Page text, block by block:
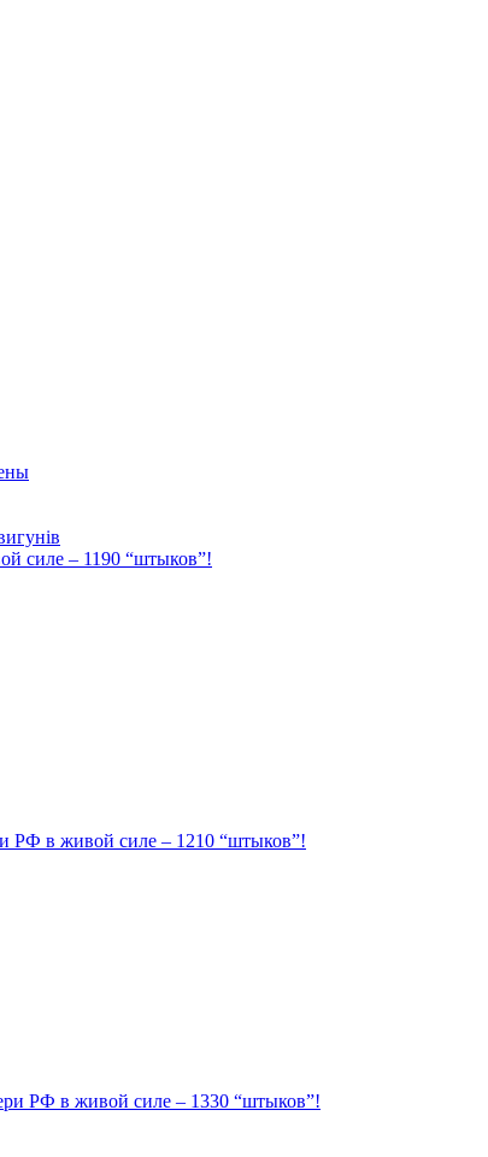
силе – 1190 “штыков”!
РФ в живой силе – 1210 “штыков”!
РФ в живой силе – 1330 “штыков”!